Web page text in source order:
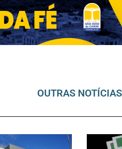
OUTRAS NOTÍCIAS